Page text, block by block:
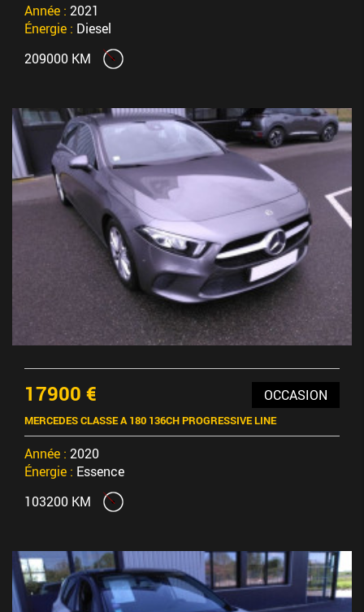
Année : 2021
Énergie : Diesel
209000 KM
17900 € OCCASION
MERCEDES CLASSE A 180 136CH PROGRESSIVE LINE
Année : 2020
Énergie : Essence
103200 KM